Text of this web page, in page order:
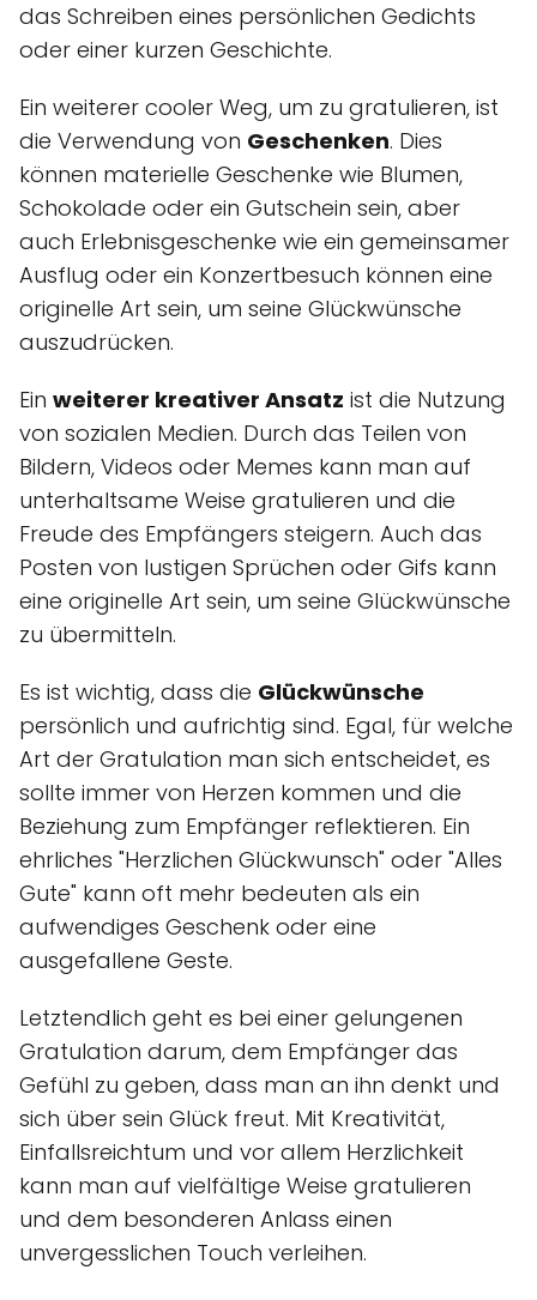
das Schreiben eines persönlichen Gedichts
oder einer kurzen Geschichte.
Ein weiterer cooler Weg, um zu gratulieren, ist
die Verwendung von Geschenken. Dies
können materielle Geschenke wie Blumen,
Schokolade oder ein Gutschein sein, aber
auch Erlebnisgeschenke wie ein gemeinsamer
Ausflug oder ein Konzertbesuch können eine
originelle Art sein, um seine Glückwünsche
auszudrücken.
Ein weiterer kreativer Ansatz ist die Nutzung
von sozialen Medien. Durch das Teilen von
Bildern, Videos oder Memes kann man auf
unterhaltsame Weise gratulieren und die
Freude des Empfängers steigern. Auch das
Posten von lustigen Sprüchen oder Gifs kann
eine originelle Art sein, um seine Glückwünsche
zu übermitteln.
Es ist wichtig, dass die Glückwünsche
persönlich und aufrichtig sind. Egal, für welche
Art der Gratulation man sich entscheidet, es
sollte immer von Herzen kommen und die
Beziehung zum Empfänger reflektieren. Ein
ehrliches "Herzlichen Glückwunsch" oder "Alles
Gute" kann oft mehr bedeuten als ein
aufwendiges Geschenk oder eine
ausgefallene Geste.
Letztendlich geht es bei einer gelungenen
Gratulation darum, dem Empfänger das
Gefühl zu geben, dass man an ihn denkt und
sich über sein Glück freut. Mit Kreativität,
Einfallsreichtum und vor allem Herzlichkeit
kann man auf vielfältige Weise gratulieren
und dem besonderen Anlass einen
unvergesslichen Touch verleihen.